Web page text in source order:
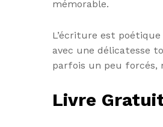
mémorable.
L’écriture est
avec une délicatesse
parfois un peu forcés,
Livre